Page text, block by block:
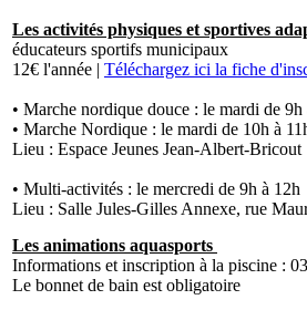
Les activités physiques et sportives
éducateurs sportifs municipaux
12€ l'année | Téléchargez ici la fiche
• Marche nordique douce : le mardi de 9h
• Marche Nordique : le mardi de 10h à
Lieu : Espace Jeunes Jean-Albert-Bricout
• Multi-activités : le mercredi de 9h à 12h
Lieu : Salle Jules-Gilles Annexe, rue
Les animations aquasports
Informations et inscription à la piscine :
Le bonnet de bain est obligatoire